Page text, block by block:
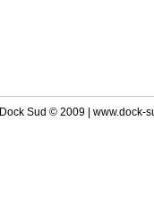
Dock Sud © 2009 | www.dock-